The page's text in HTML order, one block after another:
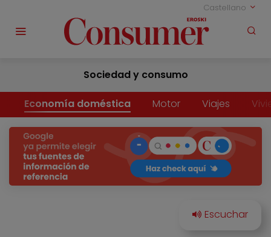
Castellano
Sociedad y consumo
Economía doméstica Motor Viajes